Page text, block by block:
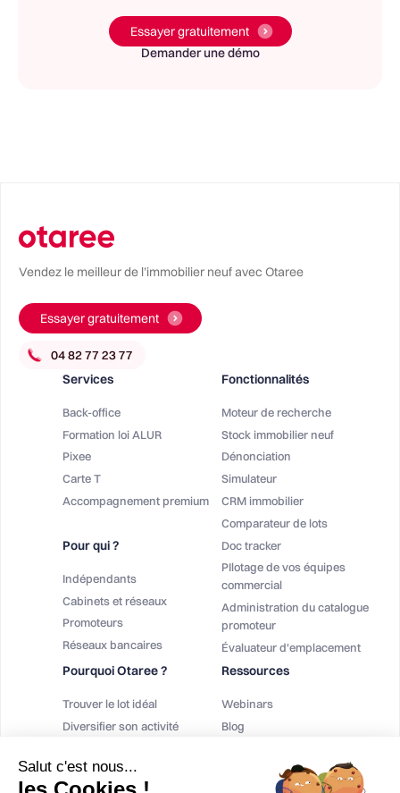
Essayer gratuitement
Demander une démo
Vendez le meilleur de l’immobilier neuf avec Otaree
Essayer gratuitement
Services
Back-office
Formation loi ALUR
Pixee
Carte T
Accompagnement premium
Pour qui ?
Indépendants
Cabinets et réseaux
Promoteurs
Réseaux bancaires
Fonctionnalités
Moteur de recherche
Stock immobilier neuf
Dénonciation
Simulateur
CRM immobilier
Comparateur de lots
Doc tracker
PIlotage de vos équipes
commercial
Administration du catalogue
promoteur
Évaluateur d'emplacement
Pourquoi Otaree ?
Trouver le lot idéal
Diversifier son activité
Ressources
Webinars
Blog
Salut c'est nous...